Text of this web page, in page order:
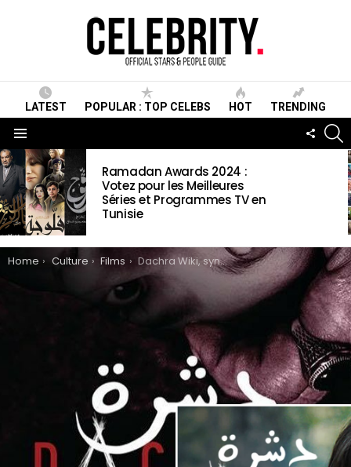
LATEST POPULAR : TOP CELEBS HOT TRENDING
LATEST
STORIES
Ramadan Awards 2024 :
Votez pour les Meilleures
Séries et Programmes TV en
Tunisie
You are here:
Home Culture Films Dachra Wiki, synopsis, Casting, date de sortie, vidéos et photos & informations